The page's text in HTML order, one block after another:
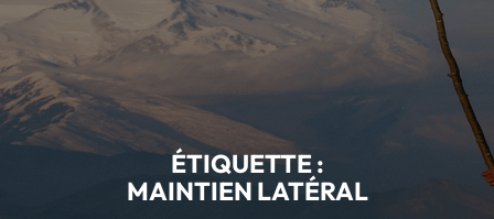
ÉTIQUETTE :
MAINTIEN LATÉRAL